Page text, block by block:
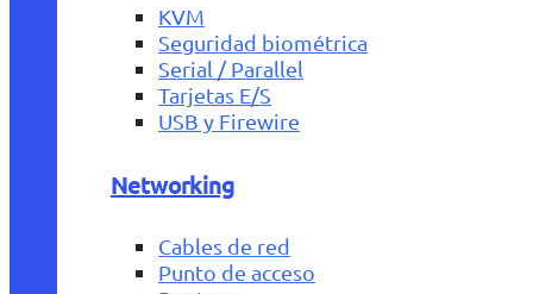
KVM
Seguridad biométrica
Serial / Parallel
Tarjetas E/S
USB y Firewire
Networking
Cables de red
Punto de acceso